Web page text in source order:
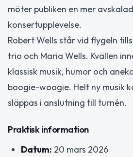
möter publiken en mer
konsertupplevelse.
Robert Wells står vid flygeln
trio och Maria Wells. Kvällen
klassisk musik, humor och
boogie-woogie. Helt ny musik
släppas i anslutning till turnén.
Praktisk information
Datum: 20 mars 2026